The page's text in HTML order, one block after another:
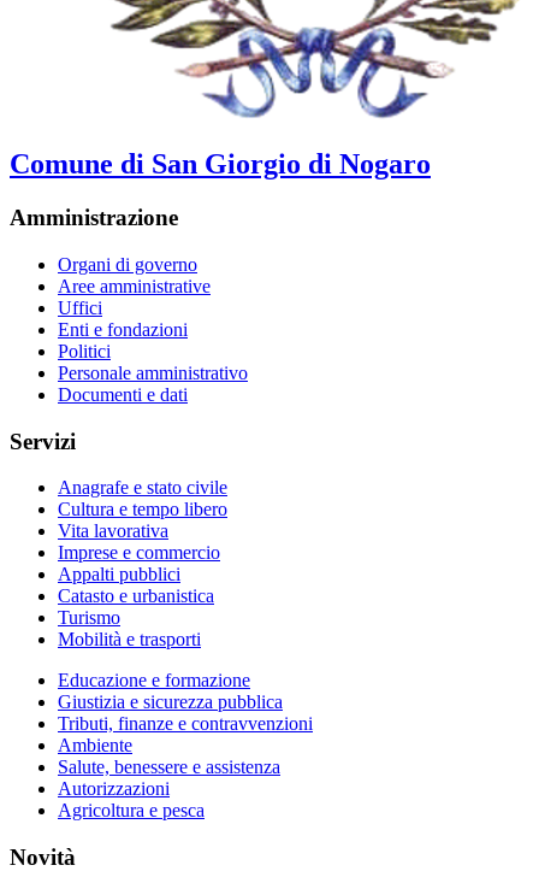
Comune di San Giorgio di Nogaro
Amministrazione
Organi di governo
Aree amministrative
Uffici
Enti e fondazioni
Politici
Personale amministrativo
Documenti e dati
Servizi
Anagrafe e stato civile
Cultura e tempo libero
Vita lavorativa
Imprese e commercio
Appalti pubblici
Catasto e urbanistica
Turismo
Mobilità e trasporti
Educazione e formazione
Giustizia e sicurezza pubblica
Tributi, finanze e contravvenzioni
Ambiente
Salute, benessere e assistenza
Autorizzazioni
Agricoltura e pesca
Novità